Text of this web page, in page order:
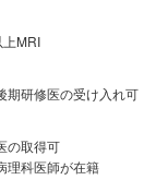
上MRI
期研修医の受け入れ可
の取得可
理科医師が在籍